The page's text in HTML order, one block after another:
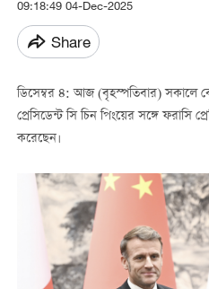
09:18:49 04-Dec-2025
Share
ডিসেম্বর ৪: আজ (বৃহস্পতিবার) সকালে
প্রেসিডেন্ট সি চিন পিংয়ের সঙ্গে ফরাসি
করেছেন।